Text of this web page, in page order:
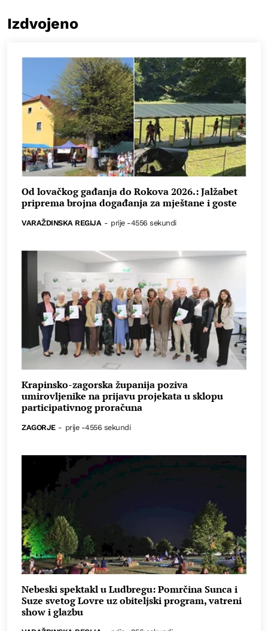
Izdvojeno
Od lovačkog gađanja do Rokova 2026.: Jalžabet
priprema brojna događanja za mještane i goste
VARAŽDINSKA REGIJA - prije -4556 sekundi
Krapinsko-zagorska županija poziva
umirovljenike na prijavu projekata u sklopu
participativnog proračuna
ZAGORJE - prije -4556 sekundi
Nebeski spektakl u Ludbregu: Pomrčina Sunca i
Suze svetog Lovre uz obiteljski program, vatreni
show i glazbu